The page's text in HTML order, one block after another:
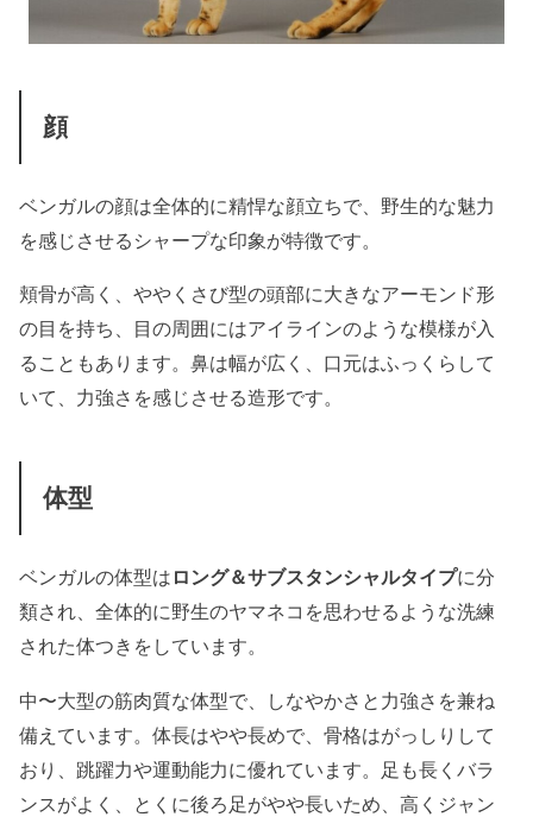
顔
ベンガルの顔は全体的に精悍な顔立ちで、野生的な魅力
を感じさせるシャープな印象が特徴です。
頬骨が高く、ややくさび型の頭部に大きなアーモンド形
の目を持ち、目の周囲にはアイラインのような模様が入
ることもあります。鼻は幅が広く、口元はふっくらして
いて、力強さを感じさせる造形です。
体型
ベンガルの体型は ロング＆サブスタンシャルタイプに分
類され、全体的に野生のヤマネコを思わせるような洗練
された体つきをしています。
中〜大型の筋肉質な体型で、しなやかさと力強さを兼ね
備えています。体長はやや長めで、骨格はがっしりして
おり、跳躍力や運動能力に優れています。足も長くバラ
ンスがよく、とくに後ろ足がやや長いため、高くジャン